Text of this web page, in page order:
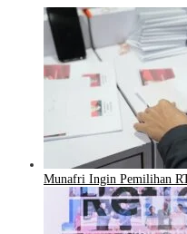
Munafri Ingin Pemilihan